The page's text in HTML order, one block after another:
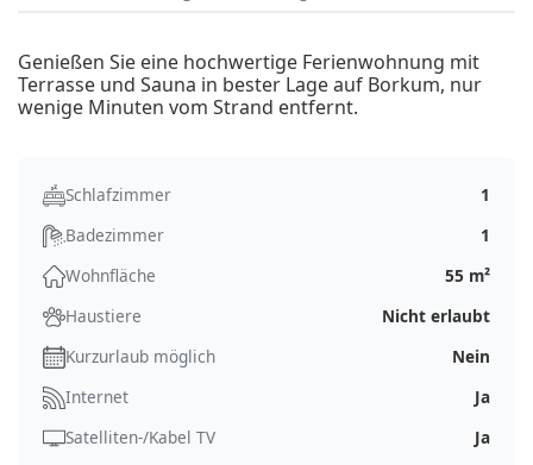
Genießen Sie eine hochwertige Ferienwohnung mit
Terrasse und Sauna in bester Lage auf Borkum, nur
wenige Minuten vom Strand entfernt.
Schlafzimmer
1
Badezimmer
1
Wohnfläche
55 m²
Haustiere
Nicht erlaubt
Kurzurlaub möglich
Nein
Internet
Ja
Satelliten-/Kabel TV
Ja